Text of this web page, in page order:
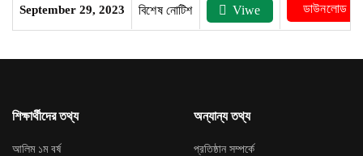
September 29, 2023 বিশেষ নোটিশ Viwe ডাউনলোড
শিক্ষার্থীদের তথ্য
আলিম ১ম বর্ষ
অন্যান্য তথ্য
প্রতিষ্ঠান সম্পর্কে